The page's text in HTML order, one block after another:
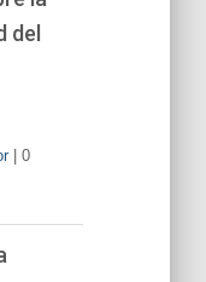
del
| 0